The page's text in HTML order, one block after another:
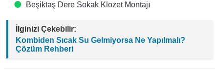
Beşiktaş Dere Sokak Klozet Montajı
İlginizi Çekebilir:
Kombiden Sıcak Su Gelmiyorsa Ne Yapılmalı?
Çözüm Rehberi